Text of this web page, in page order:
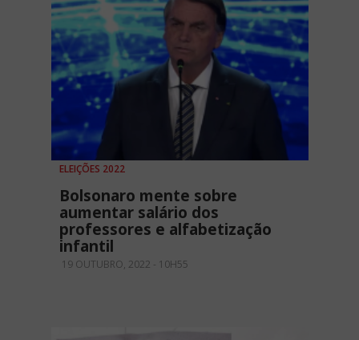
ELEIÇÕES 2022
Bolsonaro mente sobre
aumentar salário dos
professores e alfabetização
infantil
19 OUTUBRO, 2022 - 10H55